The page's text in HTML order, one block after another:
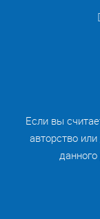
Если вы
авторство